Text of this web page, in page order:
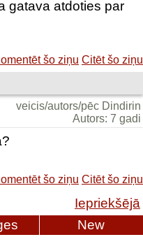
gatava atdoties par
šo ziņu Citēt šo ziņu
veicis/autors/pēc Dindirin
Autors: 7 gadi
šo ziņu Citēt šo ziņu
Iepriekšējā
New